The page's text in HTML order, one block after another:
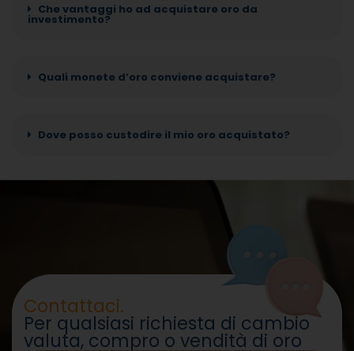
Che vantaggi ho ad acquistare oro da
investimento?
Quali monete d’oro conviene acquistare?
Dove posso custodire il mio oro acquistato?
Contattaci.
Per qualsiasi richiesta di cambio
valuta, compro o vendità di oro